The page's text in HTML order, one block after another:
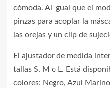
cómoda. Al igual que el
pinzas para acoplar la
las orejas y un clip de
El ajustador de medida
tallas S, M o L. Está
colores: Negro, Azul